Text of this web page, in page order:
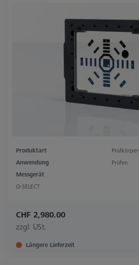
Produktart
Prüfkörper
Anwendung
Prüfen
Messgerät
O-SELECT
CHF 2,980.00
zzgl. USt.
Längere Lieferzeit